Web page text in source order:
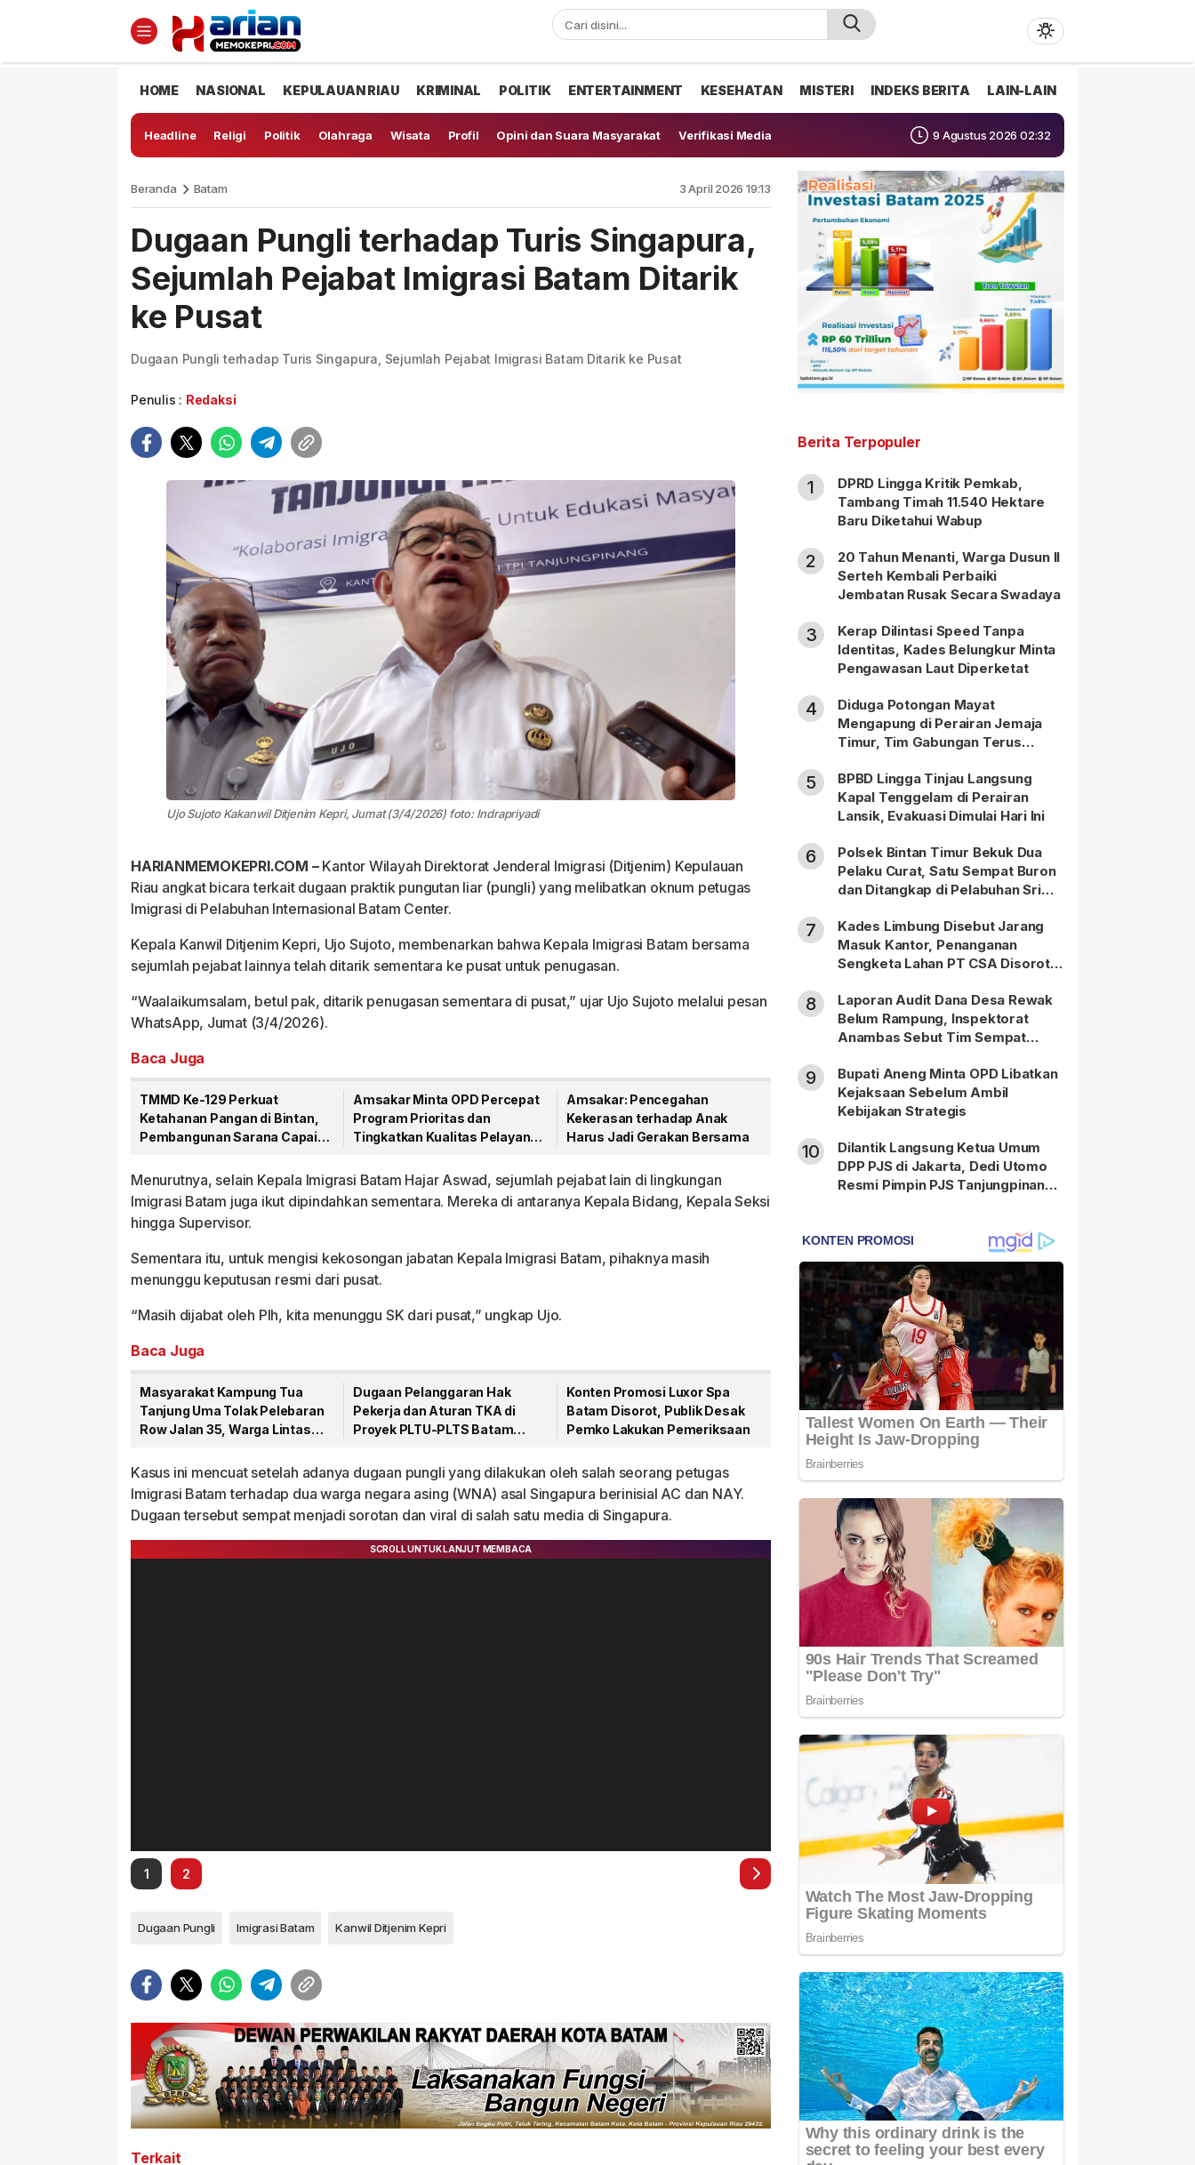
HOME NASIONAL KEPULAUAN RIAU KRIMINAL POLITIK ENTERTAINMENT KESEHATAN MISTERI INDEKS BERITA LAIN-LAIN
Headline Religi Politik Olahraga Wisata Profil Opini dan Suara Masyarakat Verifikasi Media 9 Agustus 2026 02:32
Beranda Batam 3 April 2026 19:13
Dugaan Pungli terhadap Turis Singapura,
Sejumlah Pejabat Imigrasi Batam Ditarik
ke Pusat
Dugaan Pungli terhadap Turis Singapura, Sejumlah Pejabat Imigrasi Batam Ditarik ke Pusat
Penulis : Redaksi
Ujo Sujoto Kakanwil Ditjenim Kepri, Jumat (3/4/2026) foto: Indrapriyadi
HARIANMEMOKEPRI.COM –Kantor Wilayah Direktorat Jenderal Imigrasi (Ditjenim) Kepulauan
Riau angkat bicara terkait dugaan praktik pungutan liar (pungli) yang melibatkan oknum petugas
Imigrasi di Pelabuhan Internasional Batam Center.
Kepala Kanwil Ditjenim Kepri, Ujo Sujoto, membenarkan bahwa Kepala Imigrasi Batam bersama
sejumlah pejabat lainnya telah ditarik sementara ke pusat untuk penugasan.
“Waalaikumsalam, betul pak, ditarik penugasan sementara di pusat,” ujar Ujo Sujoto melalui pesan
WhatsApp, Jumat (3/4/2026).
Baca Juga
TMMD Ke-129 Perkuat
Ketahanan Pangan di Bintan,
Pembangunan Sarana Capai
Amsakar Minta OPD Percepat
Program Prioritas dan
Tingkatkan Kualitas Pelayanan
Amsakar: Pencegahan
Kekerasan terhadap Anak
Harus Jadi Gerakan Bersama
Menurutnya, selain Kepala Imigrasi Batam Hajar Aswad, sejumlah pejabat lain di lingkungan
Imigrasi Batam juga ikut dipindahkan sementara. Mereka di antaranya Kepala Bidang, Kepala Seksi
hingga Supervisor.
Sementara itu, untuk mengisi kekosongan jabatan Kepala Imigrasi Batam, pihaknya masih
menunggu keputusan resmi dari pusat.
“Masih dijabat oleh Plh, kita menunggu SK dari pusat,” ungkap Ujo.
Baca Juga
Masyarakat Kampung Tua
Tanjung Uma Tolak Pelebaran
Row Jalan 35, Warga Lintas
Nur Ilahi
Dugaan Pelanggaran Hak
Pekerja dan Aturan TKA di
Proyek PLTU-PLTS Batam
Konten Promosi Luxor Spa
Batam Disorot, Publik Desak
Pemko Lakukan Pemeriksaan
Kasus ini mencuat setelah adanya dugaan pungli yang dilakukan oleh salah seorang petugas
Imigrasi Batam terhadap dua warga negara asing (WNA) asal Singapura berinisial AC dan NAY.
Dugaan tersebut sempat menjadi sorotan dan viral di salah satu media di Singapura.
1 2
Dugaan Pungli Imigrasi Batam Kanwil Ditjenim Kepri
Terkait
Berita Terpopuler
1
DPRD Lingga Kritik Pemkab,
Tambang Timah 11.540 Hektare
Baru Diketahui Wabup
2
20 Tahun Menanti, Warga Dusun II
Serteh Kembali Perbaiki
Jembatan Rusak Secara Swadaya
3
Kerap Dilintasi Speed Tanpa
Identitas, Kades Belungkur Minta
Pengawasan Laut Diperketat
4
Diduga Potongan Mayat
Mengapung di Perairan Jemaja
Timur, Tim Gabungan Terus
5
BPBD Lingga Tinjau Langsung
Kapal Tenggelam di Perairan
Lansik, Evakuasi Dimulai Hari Ini
6
Polsek Bintan Timur Bekuk Dua
Pelaku Curat, Satu Sempat Buron
dan Ditangkap di Pelabuhan Sri
7
Kades Limbung Disebut Jarang
Masuk Kantor, Penanganan
Sengketa Lahan PT CSA Disorot
8
Laporan Audit Dana Desa Rewak
Belum Rampung, Inspektorat
Anambas Sebut Tim Sempat
9
Bupati Aneng Minta OPD Libatkan
Kejaksaan Sebelum Ambil
Kebijakan Strategis
10
Dilantik Langsung Ketua Umum
DPP PJS di Jakarta, Dedi Utomo
Resmi Pimpin PJS Tanjungpinang-